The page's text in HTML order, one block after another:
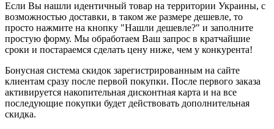
Если Вы нашли идентичный товар на территории Украины, с
возможностью доставки, в таком же размере дешевле, то
просто нажмите на кнопку "Нашли дешевле?" и заполните
простую форму. Мы обработаем Ваш запрос в кратчайшие
сроки и постараемся сделать цену ниже, чем у конкурента!
Бонусная система скидок зарегистрированным на сайте
клиентам сразу после первой покупки. После первого заказа
активируется накопительная дисконтная карта и на все
последующие покупки будет действовать дополнительная
скидка.